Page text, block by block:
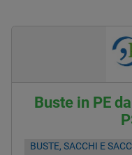
Buste in PE
BUSTE, SACCHI E